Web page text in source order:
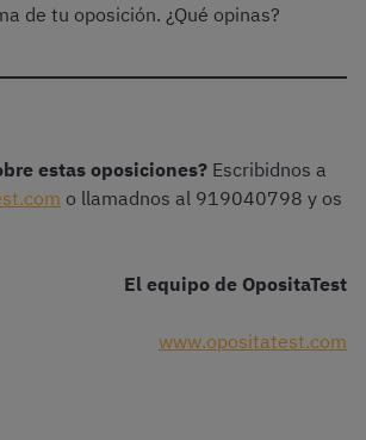
de tu oposición. ¿Qué opinas?
estas oposiciones? Escribidnos a
o llamadnos al 919040798 y os
El equipo de OpositaTest
www.opositatest.com